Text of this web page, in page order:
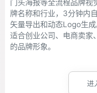
门头海报等全流程品牌视
牌名称和行业，3分钟内
矢量导出和动态Logo生成
适合创业公司、电商卖家
的品牌形象。
进